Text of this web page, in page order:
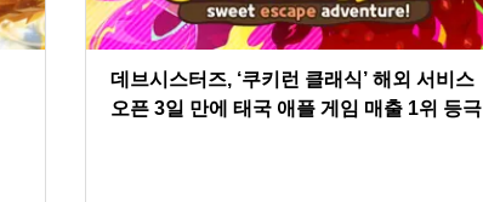
데브시스터즈, ‘쿠키런 클래식’ 해외 서비스
오픈 3일 만에 태국 애플 게임 매출 1위 등극